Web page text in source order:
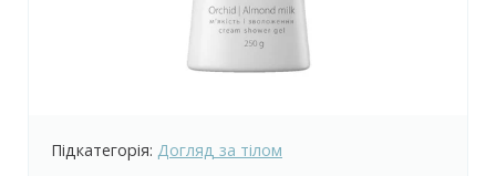
Підкатегорія: Догляд за тілом